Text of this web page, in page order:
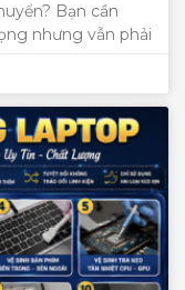
Bạn cần
nhưng vẫn phải